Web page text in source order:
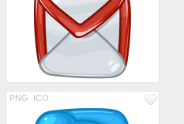
PNG ICO